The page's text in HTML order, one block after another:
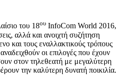
του 18ου InfoCom World 2016,
αλλά και ανοιχτή συζήτηση
και τους εναλλακτικούς τρόπους
οι επιλογές που έχουν
στον τηλεθεατή με μεγαλύτερη
την καλύτερη δυνατή ποικιλία.